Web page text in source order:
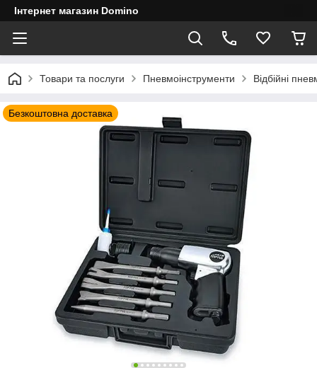
Інтернет магазин Domino
Товари та послуги Пневмоінструменти Відбійні
Безкоштовна доставка